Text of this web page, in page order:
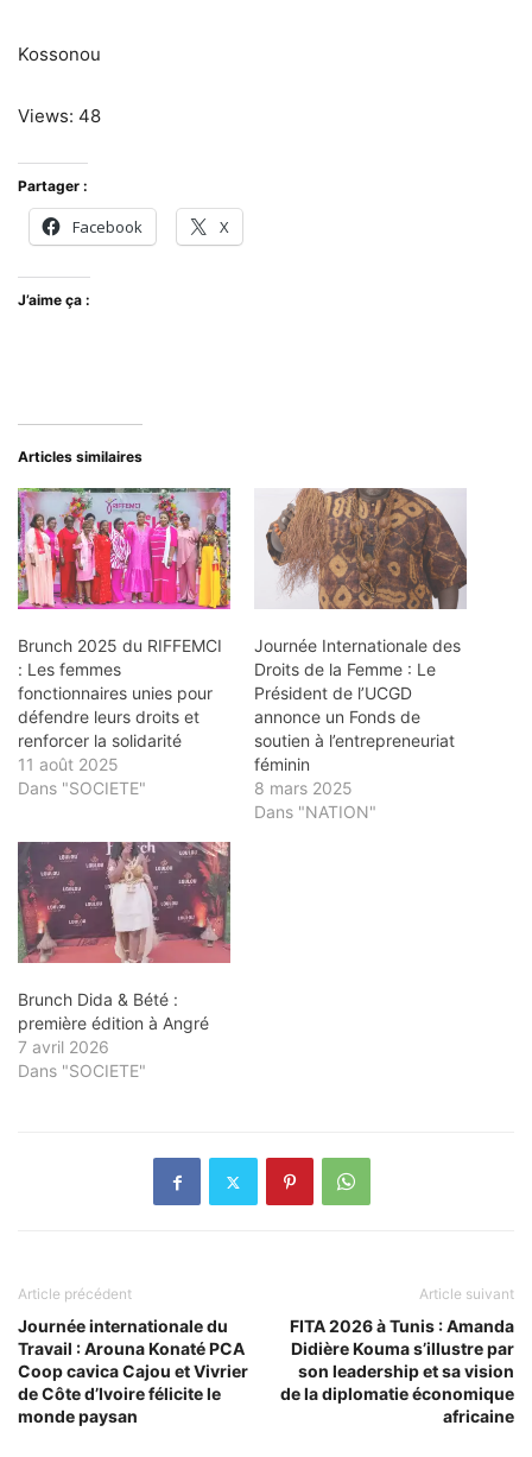
Kossonou
Views: 48
Partager :
Facebook X
J’aime ça :
Articles similaires
Brunch 2025 du RIFFEMCI
: Les femmes
fonctionnaires unies pour
défendre leurs droits et
renforcer la solidarité
11 août 2025
Dans "SOCIETE"
Journée Internationale des
Droits de la Femme : Le
Président de l’UCGD
annonce un Fonds de
soutien à l’entrepreneuriat
féminin
8 mars 2025
Dans "NATION"
Brunch Dida & Bété :
première édition à Angré
7 avril 2026
Dans "SOCIETE"
Article précédent
Journée internationale du
Travail : Arouna Konaté PCA
Coop cavica Cajou et Vivrier
de Côte d’Ivoire félicite le
monde paysan
Article suivant
FITA 2026 à Tunis : Amanda
Didière Kouma s’illustre par
son leadership et sa vision
de la diplomatie économique
africaine